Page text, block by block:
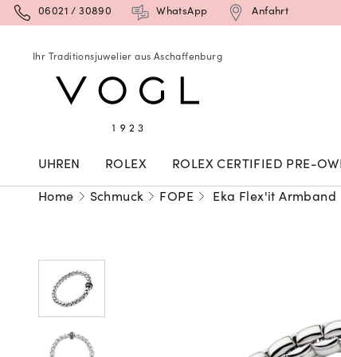
06021 / 30890 WhatsApp Anfahrt
Ihr Traditionsjuwelier aus Aschaffenburg
UHREN ROLEX ROLEX CERTIFIED PRE-
Home Schmuck FOPE Eka Flex'it Armband